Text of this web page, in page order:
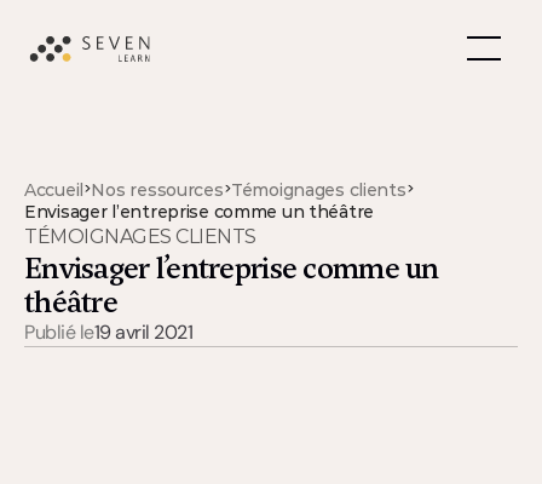
Accueil>Nos ressources>Témoignages clients>
Envisager l’entreprise comme un théâtre
TÉMOIGNAGES CLIENTS
Envisager l’entreprise comme un
théâtre
Publié le19 avril 2021